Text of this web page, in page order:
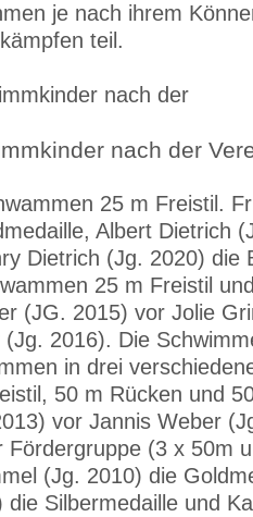
je nach ihrem
teil.
nach der
25 m Freistil.
Albert Dietrich
Dietrich (Jg. 2020) die
25 m Freistil
(JG. 2015) vor Jolie
(Jg. 2016). Die
in drei
50 m Rücken und
vor Jannis Weber
Fördergruppe (3 x 50m
(Jg. 2010) die
die Silbermedaille und